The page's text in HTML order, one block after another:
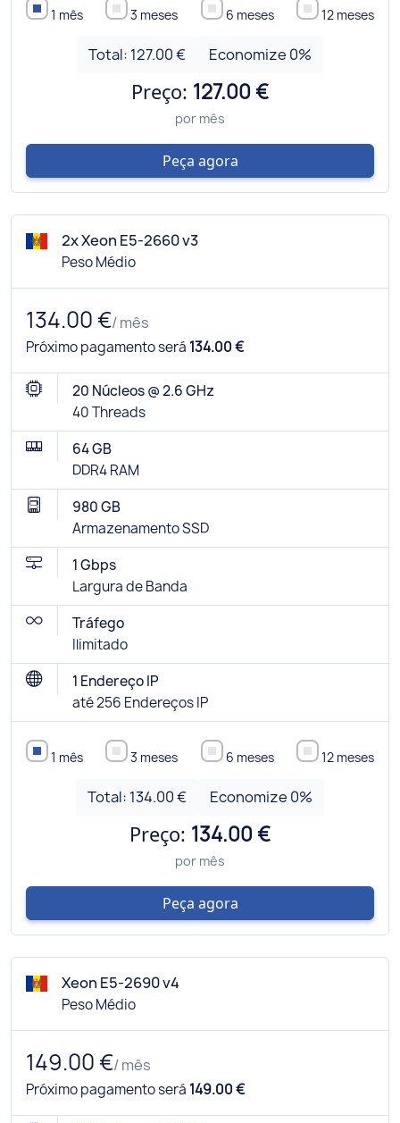
1 mês 3 meses 6 meses 12 meses
Total: 127.00 € Economize 0%
Preço: 127.00 €
por mês
Peça agora
2x Xeon E5-2660 v3
Peso Médio
134.00 €/ mês
Próximo pagamento será 134.00 €
20 Núcleos @ 2.6 GHz
40 Threads
64 GB
DDR4 RAM
980 GB
Armazenamento SSD
1 Gbps
Largura de Banda
Tráfego
Ilimitado
1 Endereço IP
até 256 Endereços IP
1 mês 3 meses 6 meses 12 meses
Total: 134.00 € Economize 0%
Preço: 134.00 €
por mês
Peça agora
Xeon E5-2690 v4
Peso Médio
149.00 €/ mês
Próximo pagamento será 149.00 €